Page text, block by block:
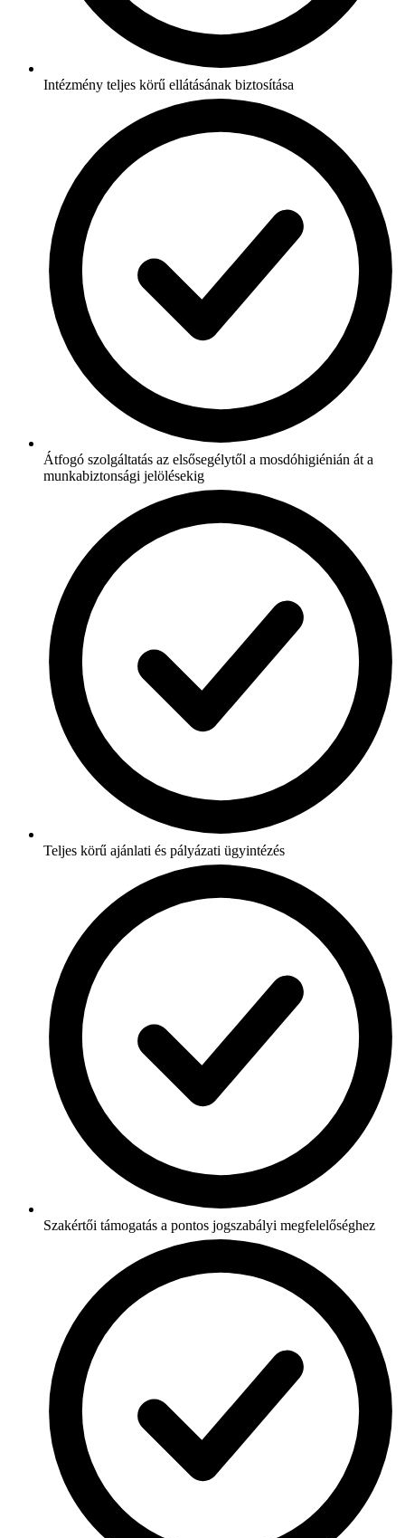
Intézmény teljes körű ellátásának biztosítása
Átfogó szolgáltatás az elsősegélytől a mosdóhigiénián át a
munkabiztonsági jelölésekig
Teljes körű ajánlati és pályázati ügyintézés
Szakértői támogatás a pontos jogszabályi megfelelőséghez